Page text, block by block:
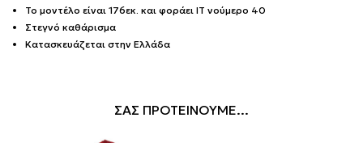
Το μοντέλο είναι 176εκ. και φοράει IT νούμερο 40
Στεγνό καθάρισμα
Κατασκευάζεται στην Ελλάδα
ΣΑΣ ΠΡΟΤΕΙΝΟΥΜΕ...